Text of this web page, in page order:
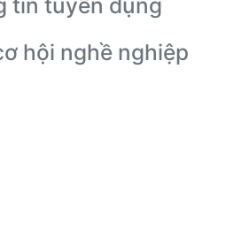
tin tuyển dụng
hội nghề nghiệp